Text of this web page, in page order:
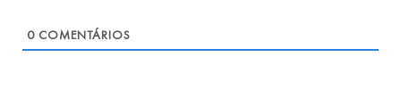
0 COMENTÁRIOS